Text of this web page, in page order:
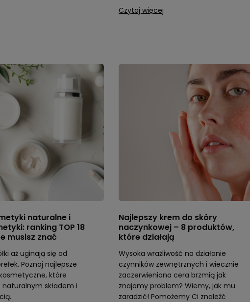
Czytaj więcej
naturalne i
ranking TOP 18
musisz znać
aż uginają się od
Poznaj najlepsze
które
naturalnym składem i
Najlepszy krem do skóry
naczynkowej – 8 produktów,
które działają
Wysoka wrażliwość na działanie
czynników zewnętrznych i wiecznie
zaczerwieniona cera brzmią jak
znajomy problem? Wiemy, jak mu
zaradzić! Pomożemy Ci znaleźć